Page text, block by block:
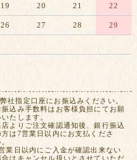
19 20 21 22
26 27 28 29
弊社指定口座にお振込みください。
振込み手数料はお客様負担にてお願
いたします。
店よりご注文確認通知後、銀行振込
方は7営業日以内にお支払くださ
業日以内にご入金が確認出来ない
合はキャンセル扱いとさせていただ